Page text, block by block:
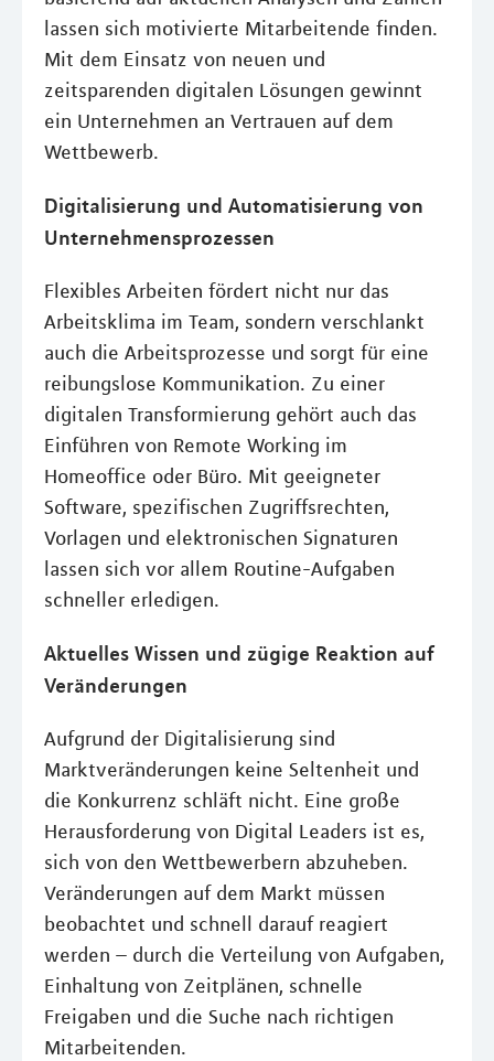
lassen sich motivierte Mitarbeitende finden.
Mit dem Einsatz von neuen und
zeitsparenden digitalen Lösungen gewinnt
ein Unternehmen an Vertrauen auf dem
Wettbewerb.
Digitalisierung und Automatisierung von
Unternehmensprozessen
Flexibles Arbeiten fördert nicht nur das
Arbeitsklima im Team, sondern verschlankt
auch die Arbeitsprozesse und sorgt für eine
reibungslose Kommunikation. Zu einer
digitalen Transformierung gehört auch das
Einführen von Remote Working im
Homeoffice oder Büro. Mit geeigneter
Software, spezifischen Zugriffsrechten,
Vorlagen und elektronischen Signaturen
lassen sich vor allem Routine-Aufgaben
schneller erledigen.
Aktuelles Wissen und zügige Reaktion auf
Veränderungen
Aufgrund der Digitalisierung sind
Marktveränderungen keine Seltenheit und
die Konkurrenz schläft nicht. Eine große
Herausforderung von Digital Leaders ist es,
sich von den Wettbewerbern abzuheben.
Veränderungen auf dem Markt müssen
beobachtet und schnell darauf reagiert
werden – durch die Verteilung von Aufgaben,
Einhaltung von Zeitplänen, schnelle
Freigaben und die Suche nach richtigen
Mitarbeitenden.